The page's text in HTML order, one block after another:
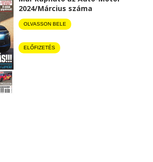
2024/Március száma
OLVASSON BELE
ELŐFIZETÉS